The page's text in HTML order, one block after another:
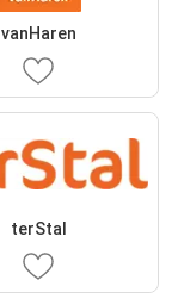
vanHaren
terStal